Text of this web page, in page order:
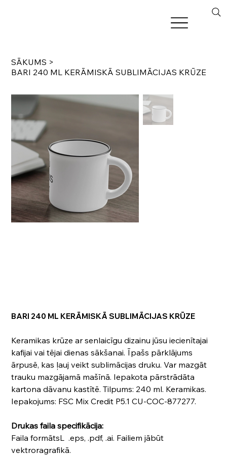
SĀKUMS >
BARI 240 ML KERĀMISKĀ SUBLIMĀCIJAS KRŪZE
BARI 240 ML KERĀMISKĀ SUBLIMĀCIJAS KRŪZE
Keramikas krūze ar senlaicīgu dizainu jūsu iecienītajai
kafijai vai tējai dienas sākšanai. Īpašs pārklājums
ārpusē, kas ļauj veikt sublimācijas druku. Var mazgāt
trauku mazgājamā mašīnā. Iepakota pārstrādāta
kartona dāvanu kastītē. Tilpums: 240 ml. Keramikas.
Iepakojums: FSC Mix Credit P5.1 CU-COC-877277.
Drukas faila specifikācija:
Faila formātsL .eps, .pdf, .ai. Failiem jābūt
vektroragrafikā.